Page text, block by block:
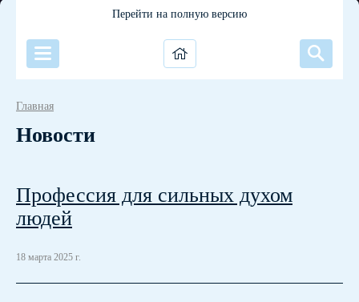
Перейти на полную версию
Главная
Новости
Профессия для сильных духом
людей
18 марта 2025 г.